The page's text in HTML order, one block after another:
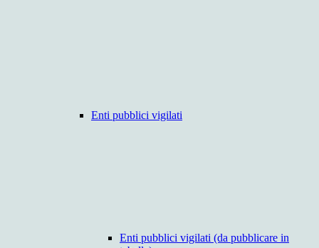
Enti pubblici vigilati
Enti pubblici vigilati (da pubblicare in